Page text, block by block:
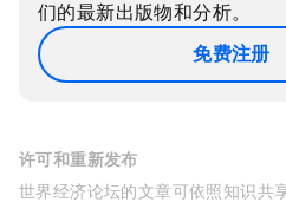
们的最新出版物和分析。
免费注册
许可和重新发布
世界经济论坛的文章可依照知识共